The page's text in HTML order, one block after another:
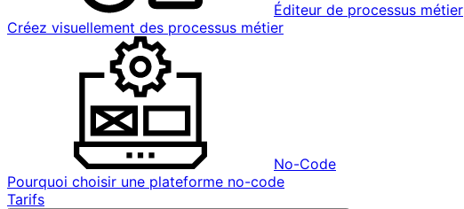
Éditeur de processus métier
Créez visuellement des processus métier
No-Code
Pourquoi choisir une plateforme no-code
Tarifs